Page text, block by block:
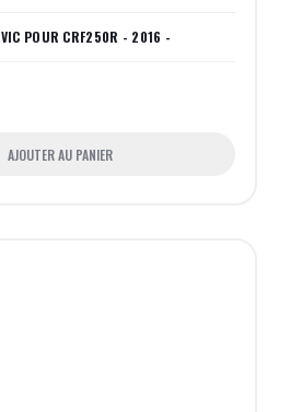
POUR CRF250R - 2016 -
AJOUTER AU PANIER